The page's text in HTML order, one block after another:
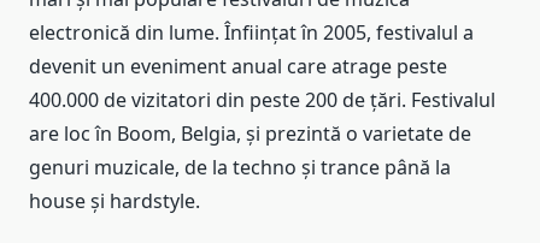
electronică din lume. Înființat în 2005, festivalul a
devenit un eveniment anual care atrage peste
400.000 de vizitatori din peste 200 de țări. Festivalul
are loc în Boom, Belgia, și prezintă o varietate de
genuri muzicale, de la techno și trance până la
house și hardstyle.